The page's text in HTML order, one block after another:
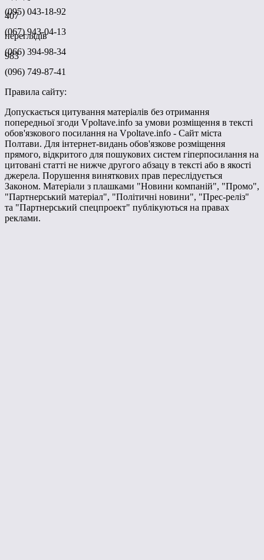
407
переглядів
983
(095) 043-18-92
(067) 943-04-13
(066) 394-98-34
(096) 749-87-41
Правила сайту:
Допускається цитування матеріалів без отримання
попередньої згоди Vpoltave.info за умови розміщення в тексті
обов'язкового посилання на Vpoltave.info - Сайт міста
Полтави. Для інтернет-видань обов'язкове розміщення
прямого, відкритого для пошукових систем гіперпосилання на
цитовані статті не нижче другого абзацу в тексті або в якості
джерела. Порушення виняткових прав переслідується
Законом. Матеріали з плашками "Новини компаній", "Промо",
"Партнерський матеріал", "Політичні новини", "Прес-реліз"
та "Партнерський спецпроект" публікуються на правах
реклами.